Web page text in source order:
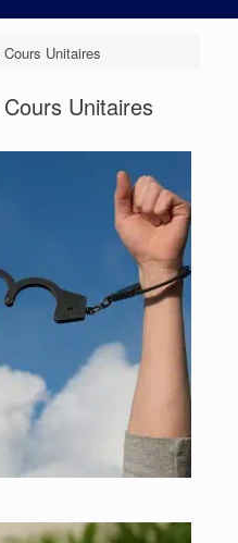
Unitaires
Unitaires